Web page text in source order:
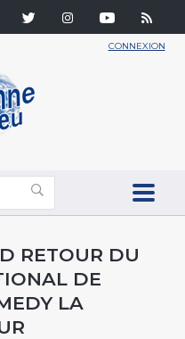
CONNEXION
RETOUR DU
DE
LA